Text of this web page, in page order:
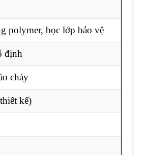
polymer, bọc lớp bảo vệ
định
cháy
kế)